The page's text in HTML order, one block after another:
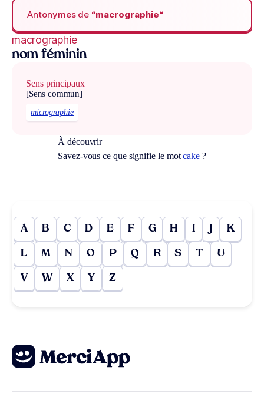
Antonymes de “macrographie“
macrographie
nom féminin
Sens principaux
[Sens commun]
micrographie
À découvrir
Savez-vous ce que signifie le motcake ?
A B C D E F G H I J K
L M N O P Q R S T U
V W X Y Z